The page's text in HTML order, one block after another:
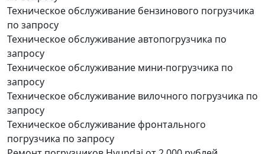
Техническое обслуживание бензинового погрузчика
по запросу
Техническое обслуживание автопогрузчика по
запросу
Техническое обслуживание мини-погрузчика по
запросу
Техническое обслуживание вилочного погрузчика по
запросу
Техническое обслуживание фронтального
погрузчика по запросу